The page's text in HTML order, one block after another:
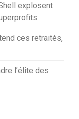
explosent
ces retraités,
l’élite des